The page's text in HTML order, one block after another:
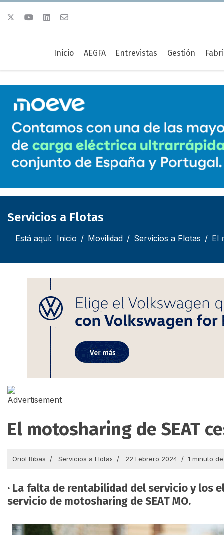
Inicio AEGFA Entrevistas Gestión
Servicios a Flotas
Está aquí: Inicio Movilidad Servicios a Flotas El
El motosharing de SEAT
Oriol Ribas Servicios a Flotas 22 Febrero 2024 1 minuto
· La falta de rentabilidad del servicio y los
servicio de motosharing de SEAT MO.